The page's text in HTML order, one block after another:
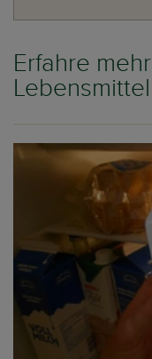
Erfahre
Lebensmittel